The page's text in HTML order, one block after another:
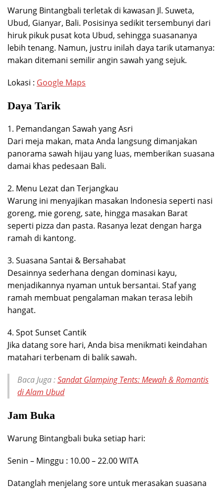
Warung Bintangbali terletak di kawasan Jl. Suweta,
Ubud, Gianyar, Bali. Posisinya sedikit tersembunyi dari
hiruk pikuk pusat kota Ubud, sehingga suasananya
lebih tenang. Namun, justru inilah daya tarik utamanya:
makan ditemani semilir angin sawah yang sejuk.
Lokasi : Google Maps
Daya Tarik
1. Pemandangan Sawah yang Asri
Dari meja makan, mata Anda langsung dimanjakan
panorama sawah hijau yang luas, memberikan suasana
damai khas pedesaan Bali.
2. Menu Lezat dan Terjangkau
Warung ini menyajikan masakan Indonesia seperti nasi
goreng, mie goreng, sate, hingga masakan Barat
seperti pizza dan pasta. Rasanya lezat dengan harga
ramah di kantong.
3. Suasana Santai & Bersahabat
Desainnya sederhana dengan dominasi kayu,
menjadikannya nyaman untuk bersantai. Staf yang
ramah membuat pengalaman makan terasa lebih
hangat.
4. Spot Sunset Cantik
Jika datang sore hari, Anda bisa menikmati keindahan
matahari terbenam di balik sawah.
Baca Juga :Sandat Glamping Tents: Mewah & Romantis
di Alam Ubud
Jam Buka
Warung Bintangbali buka setiap hari:
Senin – Minggu : 10.00 – 22.00 WITA
Datanglah menjelang sore untuk merasakan suasana